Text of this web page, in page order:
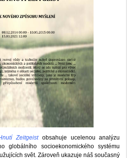
Zeitgeistobsahuje ucelenou analýzu
globálního socioekonomického systému
svět. Zároveň ukazuje náš současný